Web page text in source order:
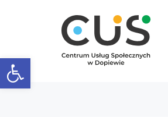
Otwórz pasek narzędzi